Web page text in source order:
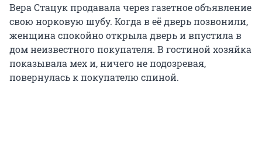
Вера Стацук продавала через газетное объявление
свою норковую шубу. Когда в её дверь позвонили,
женщина спокойно открыла дверь и впустила в
дом неизвестного покупателя. В гостиной хозяйка
показывала мех и, ничего не подозревая,
повернулась к покупателю спиной.